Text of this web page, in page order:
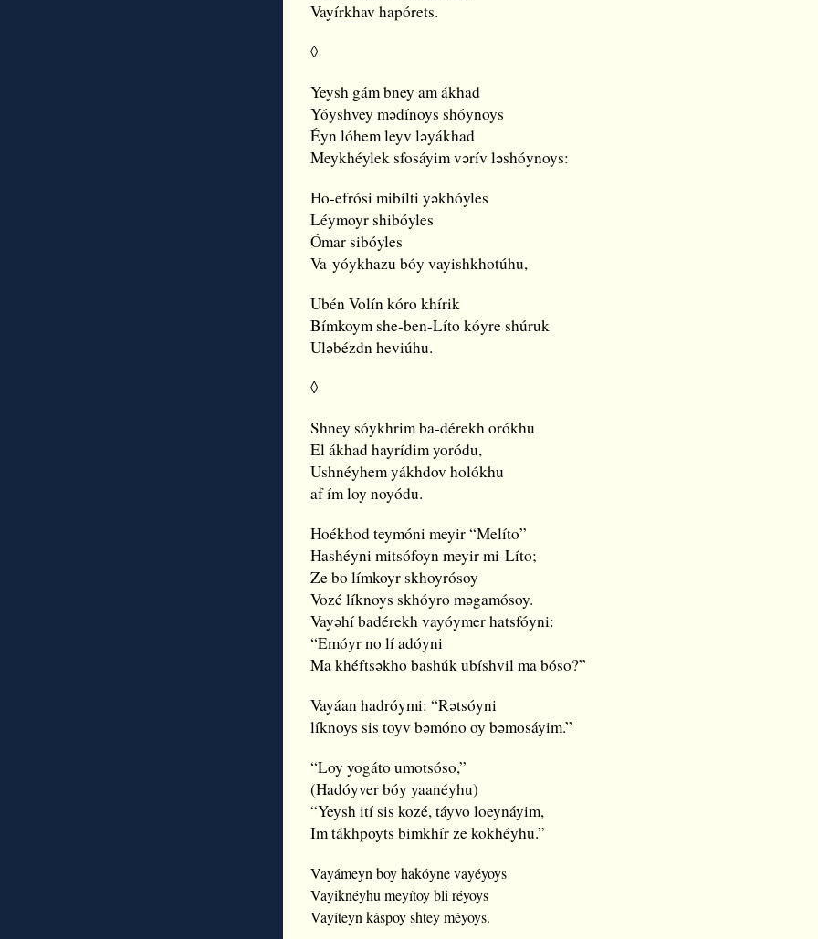
Vayírkhav hapórets.
◊
Yeysh gám bney am ákhad
Yóyshvey mǝdínoys shóynoys
Éyn lóhem leyv lǝyákhad
Meykhéylek sfosáyim vǝrív lǝshóynoys:
Ho-efrósi mibílti yǝkhóyles
Léymoyr shibóyles
Ómar sibóyles
Va-yóykhazu bóy vayishkhotúhu,
Ubén Volín kóro khírik
Bímkoym she-ben-Líto kóyre shúruk
Ulǝbézdn heviúhu.
◊
Shney sóykhrim ba-dérekh orókhu
El ákhad hayrídim yoródu,
Ushnéyhem yákhdov holókhu
af ím loy noyódu.
Hoékhod teymóni meyir “Melíto”
Hashéyni mitsófoyn meyir mi-Líto;
Ze bo límkoyr skhoyrósoy
Vozé líknoys skhóyro mǝgamósoy.
Vayǝhí badérekh vayóymer hatsfóyni:
“Emóyr no lí adóyni
Ma khéftsǝkho bashúk ubíshvil ma bóso?”
Vayáan hadróymi: “Rǝtsóyni
líknoys sis toyv bǝmóno oy bǝmosáyim.”
“Loy yogáto umotsóso,”
(Hadóyver bóy yaanéyhu)
“Yeysh ití sis kozé, táyvo loeynáyim,
Im tákhpoyts bimkhír ze kokhéyhu.”
Vayámeyn boy hakóyne vayéyoys
Vayiknéyhu meyítoy bli réyoys
Vayíteyn káspoy shtey méyoys.